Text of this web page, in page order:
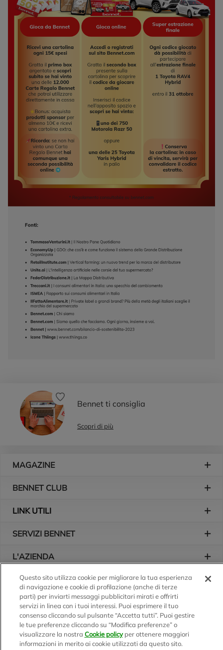
Bennet ti consiglia
Scopri di più
MAGAZINE
BENNET CLUB
LINK UTILI
SERVIZI BENNET
L'AZIENDA
Logo Bennet
Seguici sui nostri canali
Scarica l'app
Questo sito utilizza cookie per migliorare la tua esperienza
di navigazione e cookie di profilazione (anche di terze
parti) per inviarti messaggi pubblicitari mirati e offrirti
servizi in linea con i tuoi interessi. Puoi esprimere il tuo
consenso cliccando sul pulsante “Accetta tutti”. Puoi gestire
le tue preferenze cliccando su “Modifica preferenze” o
visualizzare la nostra Cookie policyper ottenere maggiori
informazioni in merito ai cookie utilizzati da questo sito.